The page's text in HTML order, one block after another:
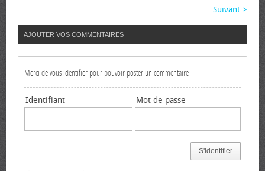
Suivant >
AJOUTER VOS COMMENTAIRES
Merci de vous identifier pour pouvoir poster un commentaire
Identifiant Mot de passe
S'identifier